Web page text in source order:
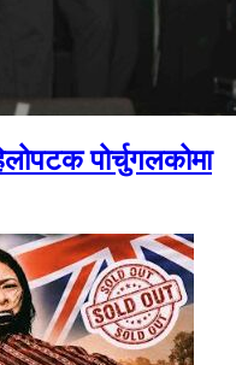
पोर्चुगलकोमा